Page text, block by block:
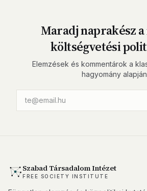
Maradj naprakész
költségvetési
Elemzések és kommentárok a
hagyomány alapján
Szabad Társadalom Intézet
FREE SOCIETY INSTITUTE